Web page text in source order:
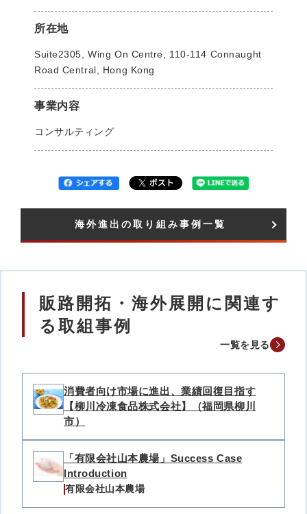
所在地
Suite2305, Wing On Centre, 110-114 Connaught
Road Central, Hong Kong
事業内容
コンサルティング
海外進出の取り組み事例一覧​
販路開拓・海外展開に関連す
る取組事例
一覧を見る
消費者向け市場に進出、業績回復目指す
【柳川冷凍食品株式会社】（福岡県柳川
市）
「有限会社山本農場」Success Case
Introduction
有限会社山本農場